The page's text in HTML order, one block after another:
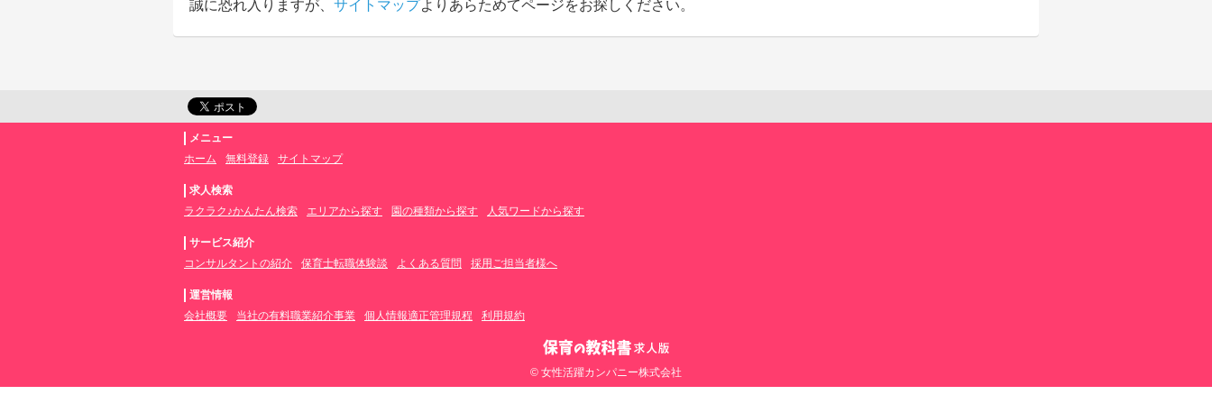
誠に恐れ入りますが、 サイトマップよりあらためてページをお探しください。
メニュー
ホーム
無料登録 サイトマップ
求人検索
ラクラク♪かんたん検索
エリアから探す 園の種類から探す 人気ワードから探す
サービス紹介
コンサルタントの紹介
保育士転職体験談 よくある質問 採用ご担当者様へ
運営情報
会社概要
当社の有料職業紹介事業 個人情報適正管理規程 利用規約
© 女性活躍カンパニー株式会社